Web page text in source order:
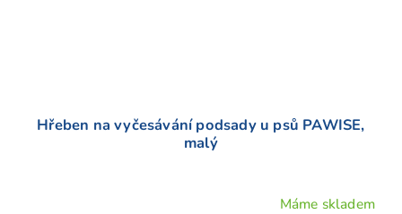
Hřeben na vyčesávání podsady u psů PAWISE,
malý
Máme skladem